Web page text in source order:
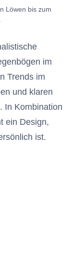
Löwen bis zum
im
Trends im
und klaren
In Kombination
ein Design,
ist.